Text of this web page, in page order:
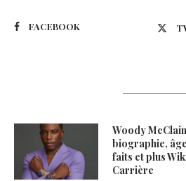
FACEBOOK
Woody
biographie,
faits et plus
Carrière